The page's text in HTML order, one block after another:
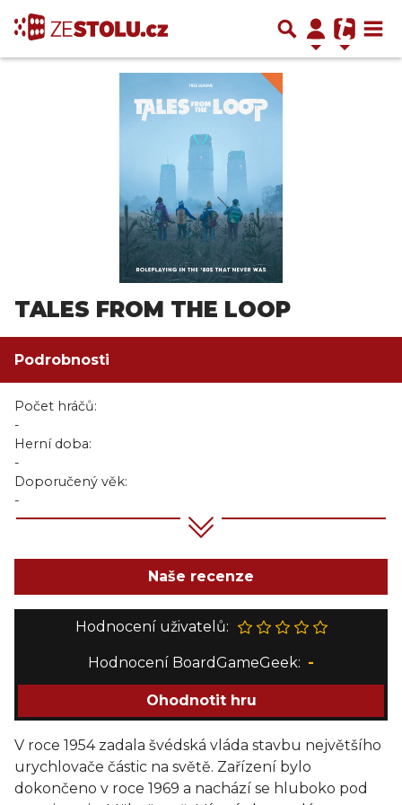
TALES FROM THE LOOP
Podrobnosti
Počet hráčů:
-
Herní doba:
-
Doporučený věk:
-
Naše recenze
Hodnocení uživatelů:
Hodnocení BoardGameGeek: -
Ohodnotit hru
V roce 1954 zadala švédská vláda stavbu největšího
urychlovače částic na světě. Zařízení bylo
dokončeno v roce 1969 a nachází se hluboko pod